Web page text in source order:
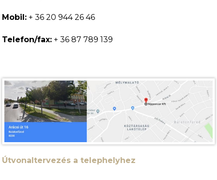
Mobil: + 36 20 944 26 46
Telefon/fax: + 36 87 789 139
Útvonaltervezés a telephelyhez